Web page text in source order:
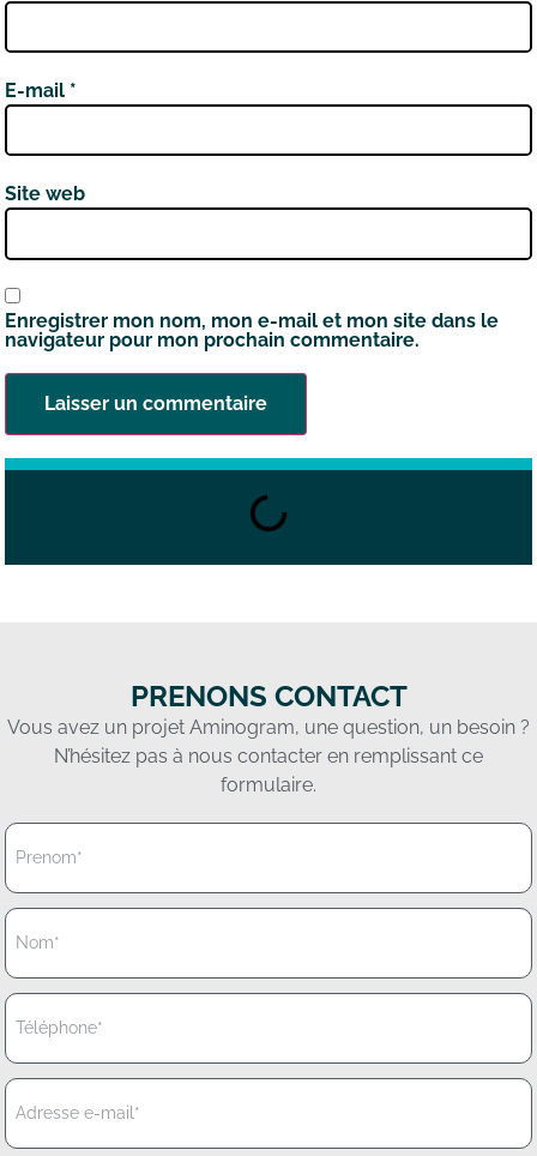
E-mail *
Site web
Enregistrer mon nom, mon e-mail et mon site dans le
navigateur pour mon prochain commentaire.
PRENONS CONTACT
Vous avez un projet Aminogram, une question, un besoin ?
N’hésitez pas à nous contacter en remplissant ce
formulaire.